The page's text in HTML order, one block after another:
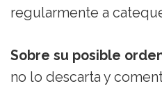
regularmente a
Sobre su posible
no lo descarta y